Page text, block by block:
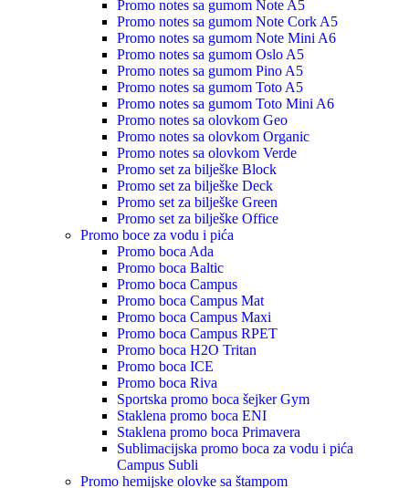
Promo notes sa gumom Note A5
Promo notes sa gumom Note Cork A5
Promo notes sa gumom Note Mini A6
Promo notes sa gumom Oslo A5
Promo notes sa gumom Pino A5
Promo notes sa gumom Toto A5
Promo notes sa gumom Toto Mini A6
Promo notes sa olovkom Geo
Promo notes sa olovkom Organic
Promo notes sa olovkom Verde
Promo set za bilješke Block
Promo set za bilješke Deck
Promo set za bilješke Green
Promo set za bilješke Office
Promo boce za vodu i pića
Promo boca Ada
Promo boca Baltic
Promo boca Campus
Promo boca Campus Mat
Promo boca Campus Maxi
Promo boca Campus RPET
Promo boca H2O Tritan
Promo boca ICE
Promo boca Riva
Sportska promo boca šejker Gym
Staklena promo boca ENI
Staklena promo boca Primavera
Sublimacijska promo boca za vodu i pića
Campus Subli
Promo hemijske olovke sa štampom